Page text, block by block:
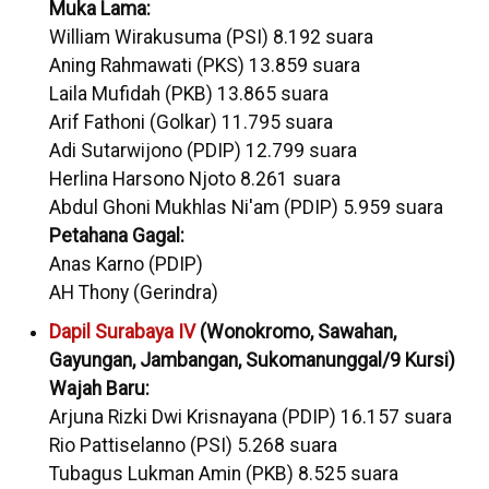
Muka Lama:
William Wirakusuma (PSI) 8.192 suara
Aning Rahmawati (PKS) 13.859 suara
Laila Mufidah (PKB) 13.865 suara
Arif Fathoni (Golkar) 11.795 suara
Adi Sutarwijono (PDIP) 12.799 suara
Herlina Harsono Njoto 8.261 suara
Abdul Ghoni Mukhlas Ni'am (PDIP) 5.959 suara
Petahana Gagal:
Anas Karno (PDIP)
AH Thony (Gerindra)
Dapil Surabaya IV(Wonokromo, Sawahan,
Gayungan, Jambangan, Sukomanunggal/9 Kursi)
Wajah Baru:
Arjuna Rizki Dwi Krisnayana (PDIP) 16.157 suara
Rio Pattiselanno (PSI) 5.268 suara
Tubagus Lukman Amin (PKB) 8.525 suara